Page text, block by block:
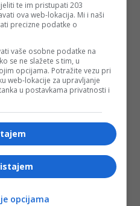
te im pristupati 203
ova web-lokacija. Mi i naši
precizne podatke o
vaše osobne podatke na
se ne slažete s tim, u
opcijama. Potražite vezu pri
web-lokacije za upravljanje
u postavkama privatnosti i
opcijama